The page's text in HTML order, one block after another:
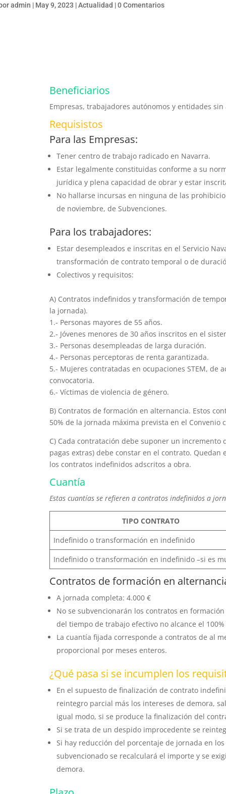
admin | May 9, 2023 |Actualidad |0 Comentarios
Beneficiarios
Empresas, trabajadores autónomos y entidades
Requisistos
Para las Empresas:
Tener centro de trabajo radicado en Navarra.
Estar legalmente constituidas conforme a su
jurídica y plena capacidad de obrar y estar
No hallarse incursas en ninguna de las
de noviembre, de Subvenciones.
Para los trabajadores:
Estar desempleados e inscritas en el Servicio
transformación de contrato temporal o de
Colectivos y requisitos:
A) Contratos indefinidos y transformación de
la jornada).
1.- Personas mayores de 55 años.
2.- Jóvenes menores de 30 años inscritos en el
3.- Personas desempleadas de larga duración.
4.- Personas perceptoras de renta garantizada.
5.- Mujeres contratadas en ocupaciones STEM, de
convocatoria.
6.- Víctimas de violencia de género.
B) Contratos de formación en alternancia. Estos
50% de la jornada máxima prevista en el
C) Cada contratación debe suponer un
pagas extras) debe constar en el contrato.
los contratos indefinidos adscritos a obra.
Cuantía
Estas cuantías se refieren a contratos indefinidos a
TIPO CONTRATO
Indefinido o transformación en indefinido
Indefinido o transformación en indefinido –si es
Contratos de formación en
A jornada completa: 4.000 €
No se subvencionarán los contratos en
del tiempo de trabajo efectivo no alcance el
La cuantía fijada corresponde a contratos de al
proporcional por meses enteros.
¿Qué pasa si se incumplen los
En el supuesto de finalización de contrato
reintegro parcial más los intereses de demora,
igual modo, si se produce la finalización del
Si se trata de un despido improcedente se
Si hay reducción del porcentaje de jornada en
subvencionado se recalculará el importe y se
demora.